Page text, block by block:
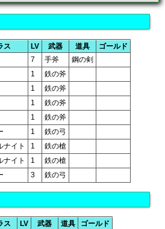
ス LV 武器 道具
ゴールド
7 手斧
鋼の剣
1
鉄の斧
1
鉄の斧
1
鉄の斧
1
鉄の斧
1
鉄の弓
ナイト 1
鉄の槍
ナイト 1
鉄の槍
3 鉄の弓
ス LV 武器 道具
ゴールド